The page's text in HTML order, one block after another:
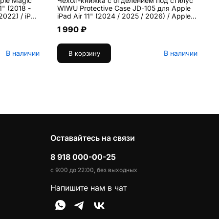
(2018 -
В наличии
WIWU Protective Case JD-105 для Apple
iPad Air 11" (2024 / 2025 / 2026) / Apple
искусственная кожа, чёрный
1 990 ₽
В корзину В наличии
Оставайтесь на связи
8 918 000-00-25
с 9:00 до 22:00, без выходных
Напишите нам в чат